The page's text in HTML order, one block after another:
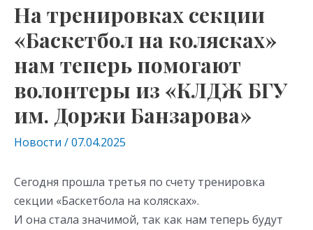
На тренировках секции
«Баскетбол на колясках»
нам теперь помогают
волонтеры из «КЛДЖ БГУ
им. Доржи Банзарова»
Новости /07.04.2025
Сегодня прошла третья по счету тренировка
секции «Баскетбола на колясках».
И она стала значимой, так как нам теперь будут